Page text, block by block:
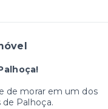
de morar em um dos
Palhoça.